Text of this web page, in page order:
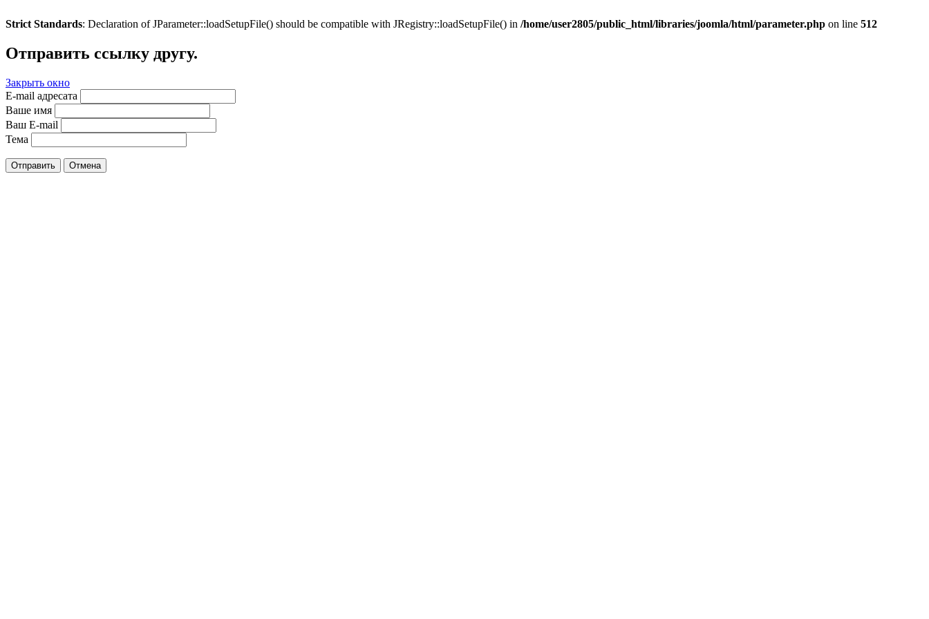
Strict Standards: Declaration of JParameter::loadSetupFile() should be compatible with JRegistry::loadSetupFile() in /home/user2805/public_html/libraries/joomla/html/parameter.php on line 512
Отправить ссылку другу.
Закрыть окно
E-mail адресата
Ваше имя
Ваш E-mail
Тема
Отправить Отмена